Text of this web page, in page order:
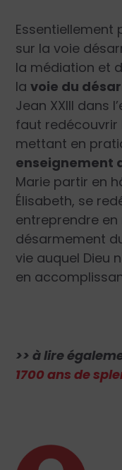
Essentiellement
sur la voie
la médiation et
lavoie du
Jean XXIII dans
faut redécouvrir
mettant en
enseignement
Marie partir en
Élisabeth, se
entreprendre
désarmement
vie auquel Dieu
en
>> à lire
1700 ans de